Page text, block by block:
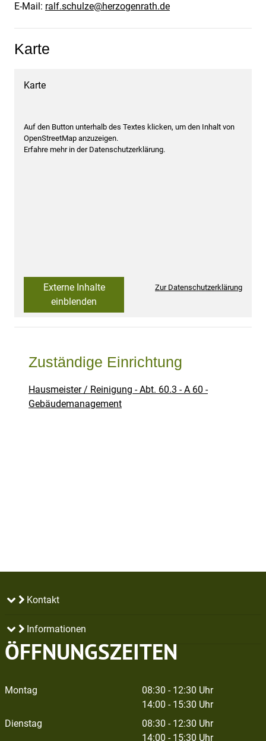
E-Mail: ralf.schulze@herzogenrath.de
Karte
Karte
Auf den Button unterhalb des Textes klicken, um den Inhalt von
OpenStreetMap anzuzeigen.
Erfahre mehr in der Datenschutzerklärung.
Externe Inhalte
einblenden
Zur Datenschutzerklärung
Zuständige Einrichtung
Hausmeister / Reinigung - Abt. 60.3 - A 60 -
Gebäudemanagement
Kontakt
Informationen
ÖFFNUNGSZEITEN
Montag
08:30 - 12:30 Uhr
14:00 - 15:30 Uhr
Dienstag
08:30 - 12:30 Uhr
14:00 - 15:30 Uhr